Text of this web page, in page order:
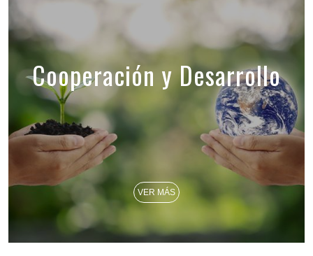
Cooperación y Desarrollo
VER MÁS